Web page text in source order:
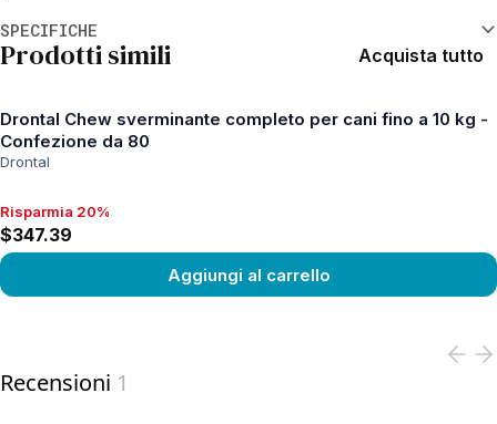
SPECIFICHE
Prodotti simili Acquista tutto
Drontal Chew sverminante completo per cani fino a 10 kg -
Confezione da 80
Drontal
Risparmia 20%, $347.39
Risparmia 20%
$347.39
Aggiungi al carrello
Recensioni 1